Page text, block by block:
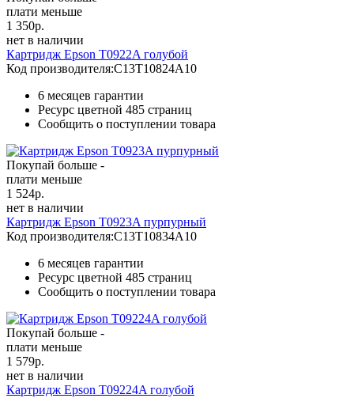
плати меньше
1 350р.
нет в наличии
Картридж Epson T0922A голубой
Код производителя:C13T10824A10
6 месяцев гарантии
Ресурс цветной 485 страниц
Сообщить о поступлении товара
Покупай больше -
плати меньше
1 524р.
нет в наличии
Картридж Epson T0923A пурпурный
Код производителя:C13T10834A10
6 месяцев гарантии
Ресурс цветной 485 страниц
Сообщить о поступлении товара
Покупай больше -
плати меньше
1 579р.
нет в наличии
Картридж Epson T09224A голубой